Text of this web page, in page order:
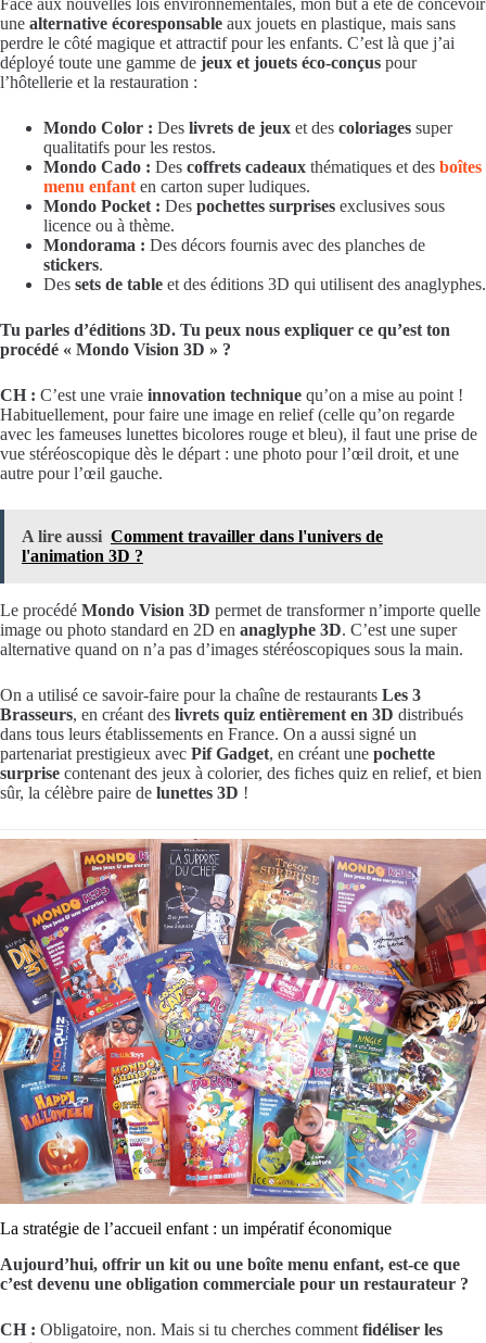
une alternative écoresponsable aux jouets en plastique, mais sans
perdre le côté magique et attractif pour les enfants. C’est là que j’ai
déployé toute une gamme de jeux et jouets éco-conçus pour
l’hôtellerie et la restauration :
Mondo Color : Des livrets de jeux et des coloriages super
qualitatifs pour les restos.
Mondo Cado : Des coffrets cadeaux thématiques et des boîtes
menu enfant en carton super ludiques.
Mondo Pocket : Des pochettes surprises exclusives sous
licence ou à thème.
Mondorama : Des décors fournis avec des planches de
stickers.
Des sets de table et des éditions 3D qui utilisent des anaglyphes.
Tu parles d’éditions 3D. Tu peux nous expliquer ce qu’est ton
procédé « Mondo Vision 3D » ?
CH : C’est une vraie innovation technique qu’on a mise au point !
Habituellement, pour faire une image en relief (celle qu’on regarde
avec les fameuses lunettes bicolores rouge et bleu), il faut une prise de
vue stéréoscopique dès le départ : une photo pour l’œil droit, et une
autre pour l’œil gauche.
A lire aussi Comment travailler dans l'univers de
l'animation 3D ?
Le procédé Mondo Vision 3D permet de transformer n’importe quelle
image ou photo standard en 2D en anaglyphe 3D. C’est une super
alternative quand on n’a pas d’images stéréoscopiques sous la main.
On a utilisé ce savoir-faire pour la chaîne de restaurants Les 3
Brasseurs, en créant des livrets quiz entièrement en 3D distribués
dans tous leurs établissements en France. On a aussi signé un
partenariat prestigieux avec Pif Gadget, en créant une pochette
surprise contenant des jeux à colorier, des fiches quiz en relief, et bien
sûr, la célèbre paire de lunettes 3D !
La stratégie de l’accueil enfant : un impératif économique
Aujourd’hui, offrir un kit ou une boîte menu enfant, est-ce que
c’est devenu une obligation commerciale pour un restaurateur ?
CH : Obligatoire, non. Mais si tu cherches comment fidéliser les